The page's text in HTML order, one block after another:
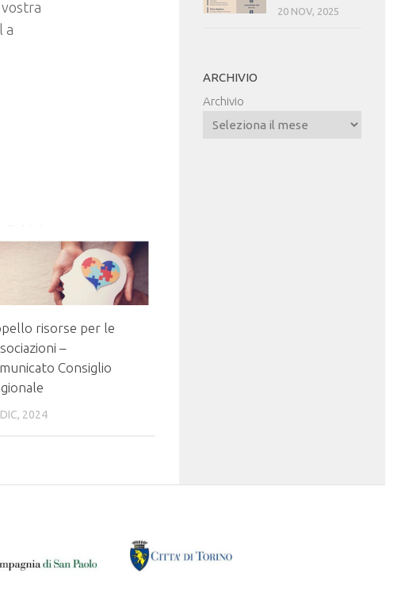
a
risorse per le
–
Consiglio
2024
20 NOV, 2025
ARCHIVIO
Archivio